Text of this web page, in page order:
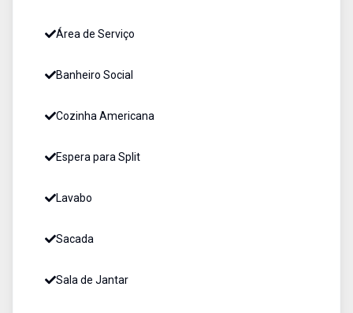
Área de Serviço
Banheiro Social
Cozinha Americana
Espera para Split
Lavabo
Sacada
Sala de Jantar